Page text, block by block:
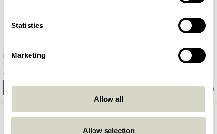
Statistics
Marketing
Allow all
Allow selection
Fuyu Trinkglas Texturiertes
48,00
In den warenkorb In den warenkorb